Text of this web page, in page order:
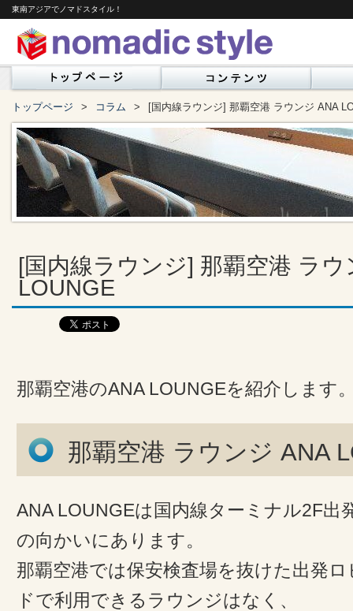
東南アジアでノマドスタイル！
トップページ コラム [国内線ラウンジ] 那覇空港 ラウンジ ANA
[国内線ラウンジ] 那覇空港 ラウ
LOUNGE
那覇空港のANA LOUNGEを紹介します
那覇空港 ラウンジ ANA
ANA LOUNGEは国内線ターミナル2F
の向かいにあります。
那覇空港では保安検査場を抜けた出発
ドで利用できるラウンジはなく、